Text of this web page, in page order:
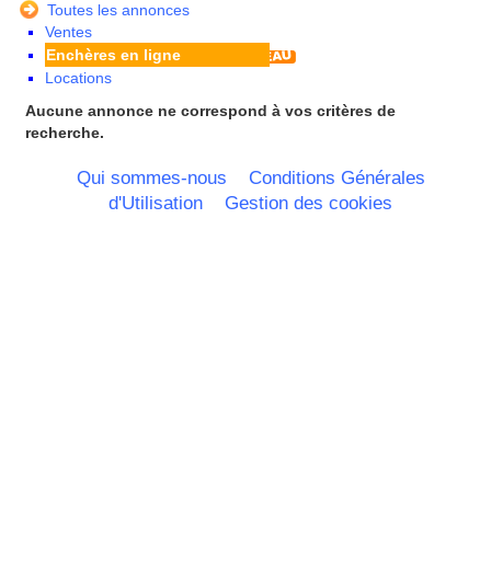
Mayotte
Midi Pyrenees - Espagne -
Portugal
Nord Pas de Calais - Belgique -
Pays Bas
Pays de la Loire
Poitou Charentes
Principauté de Monaco
Provence Alpes Cote d'Azur -
Toutes les annonces
Ventes
Enchères en ligne
Locations
Aucune annonce ne correspond à vos critères de
recherche.
Qui sommes-nous
Conditions Générales
d'Utilisation
Gestion des cookies